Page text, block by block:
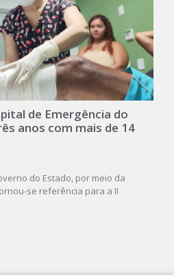
de Emergência do
anos com mais de 14
do Estado, por meio da
se referência para a II